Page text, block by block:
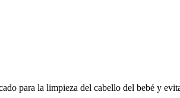
para la limpieza del cabello del bebé y